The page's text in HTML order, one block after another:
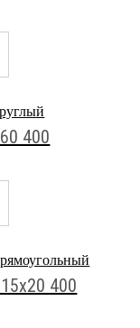
400
400